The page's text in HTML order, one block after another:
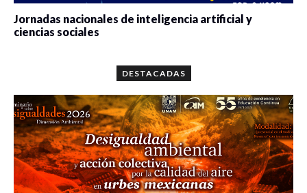
Jornadas nacionales de inteligencia artificial y
ciencias sociales
DESTACADAS